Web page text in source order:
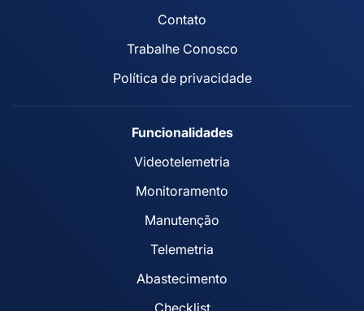
Contato
Trabalhe Conosco
Política de privacidade
Funcionalidades
Videotelemetria
Monitoramento
Manutenção
Telemetria
Abastecimento